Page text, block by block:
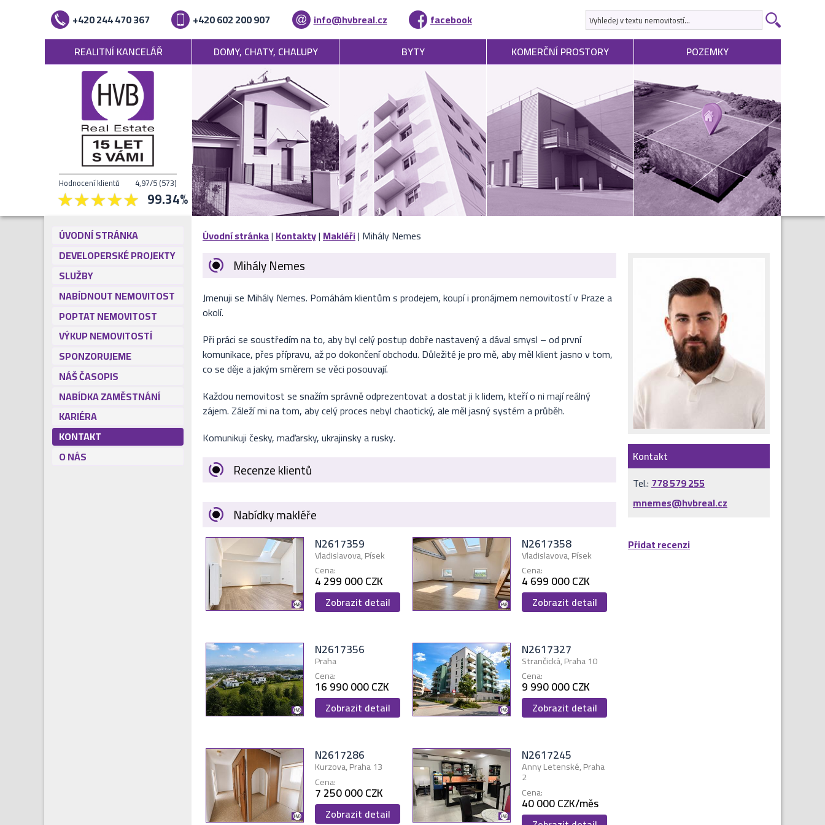
+420 244 470 367 +420 602 200 907 info@hvbreal.cz
facebook
REALITNÍ KANCELÁŘ
Hodnocení klientů 4,97/5(573)
99.34%
DOMY, CHATY, CHALUPY BYTY KOMERČNÍ PROSTORY POZEMKY
ÚVODNÍ STRÁNKA
DEVELOPERSKÉ PROJEKTY
SLUŽBY
NABÍDNOUT NEMOVITOST
POPTAT NEMOVITOST
VÝKUP NEMOVITOSTÍ
SPONZORUJEME
NÁŠ ČASOPIS
NABÍDKA ZAMĚSTNÁNÍ
KARIÉRA
KONTAKT
O NÁS
Úvodní stránka|Kontakty|Makléři| Mihály Nemes
Kontakt
Tel.:778 579 255
mnemes@hvbreal.cz
Přidat recenzi
Mihály Nemes
Jmenuji se Mihály Nemes. Pomáhám klientům s prodejem, koupí i pronájmem nemovitostí v Praze a
okolí.
Při práci se soustředím na to, aby byl celý postup dobře nastavený a dával smysl – od první
komunikace, přes přípravu, až po dokončení obchodu. Důležité je pro mě, aby měl klient jasno v tom,
co se děje a jakým směrem se věci posouvají.
Každou nemovitost se snažím správně odprezentovat a dostat ji k lidem, kteří o ni mají reálný
zájem. Záleží mi na tom, aby celý proces nebyl chaotický, ale měl jasný systém a průběh.
Komunikuji česky, maďarsky, ukrajinsky a rusky.
Recenze klientů
Nabídky makléře
N2617359
Vladislavova, Písek
Cena:
4 299 000 CZK
Zobrazit detail
N2617358
Vladislavova, Písek
Cena:
4 699 000 CZK
Zobrazit detail
N2617356
Praha
Cena:
16 990 000 CZK
Zobrazit detail
N2617327
Strančická, Praha 10
Cena:
9 990 000 CZK
Zobrazit detail
N2617286
Kurzova, Praha 13
Cena:
7 250 000 CZK
Zobrazit detail
N2617245
Anny Letenské, Praha
2
Cena:
40 000 CZK/měs